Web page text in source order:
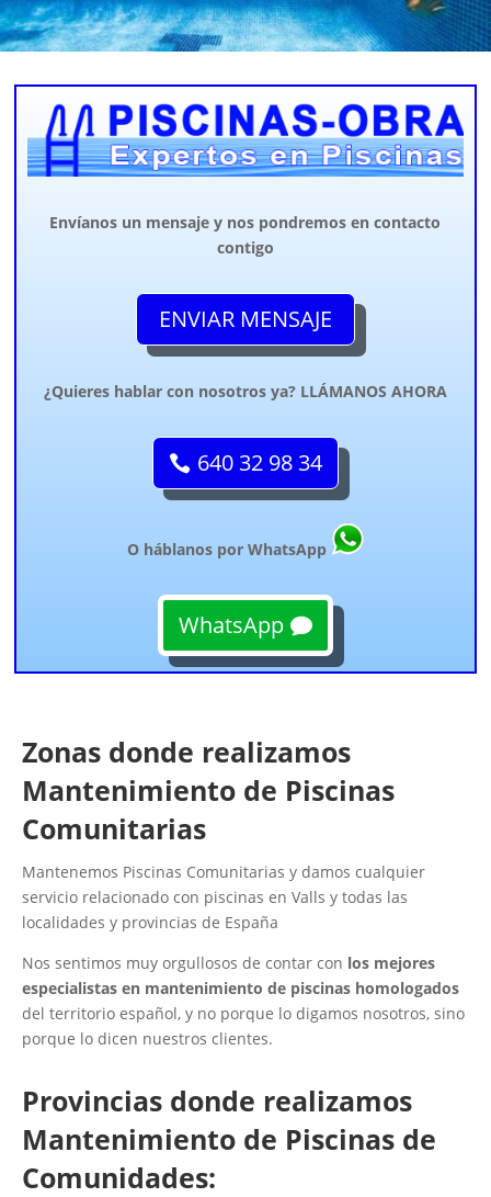
Envíanos un mensaje y nos pondremos en contacto
contigo
ENVIAR MENSAJE
¿Quieres hablar con nosotros ya? LLÁMANOS AHORA
640 32 98 34
O háblanos por WhatsApp
WhatsApp
Zonas donde realizamos
Mantenimiento de Piscinas
Comunitarias
Mantenemos Piscinas Comunitarias y damos cualquier
servicio relacionado con piscinas en Valls y todas las
localidades y provincias de España
Nos sentimos muy orgullosos de contar con los mejores
especialistas en mantenimiento de piscinas homologados
del territorio español, y no porque lo digamos nosotros, sino
porque lo dicen nuestros clientes.
Provincias donde realizamos
Mantenimiento de Piscinas de
Comunidades: